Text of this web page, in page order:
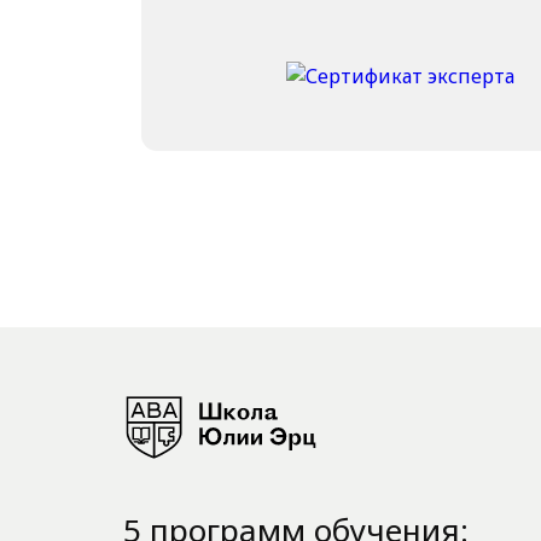
5 программ обучения: